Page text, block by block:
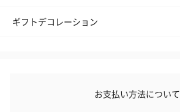
ギフトデコレーション
お支払い方法について